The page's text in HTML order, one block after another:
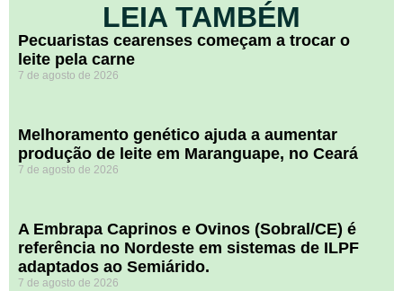
LEIA TAMBÉM
Pecuaristas cearenses começam a trocar o
leite pela carne
7 de agosto de 2026
Melhoramento genético ajuda a aumentar
produção de leite em Maranguape, no Ceará
7 de agosto de 2026
A Embrapa Caprinos e Ovinos (Sobral/CE) é
referência no Nordeste em sistemas de ILPF
adaptados ao Semiárido.
7 de agosto de 2026